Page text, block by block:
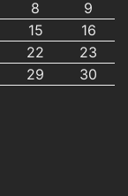
8
9
15
16
22
23
29
30